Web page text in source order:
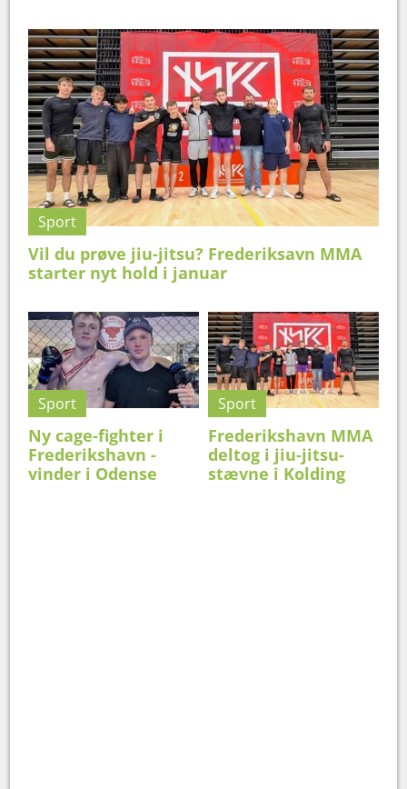
Sport
Vil du prøve jiu-jitsu? Frederiksavn MMA
starter nyt hold i januar
Sport
Ny cage-fighter i
Frederikshavn -
vinder i Odense
Sport
Frederikshavn MMA
deltog i jiu-jitsu-
stævne i Kolding